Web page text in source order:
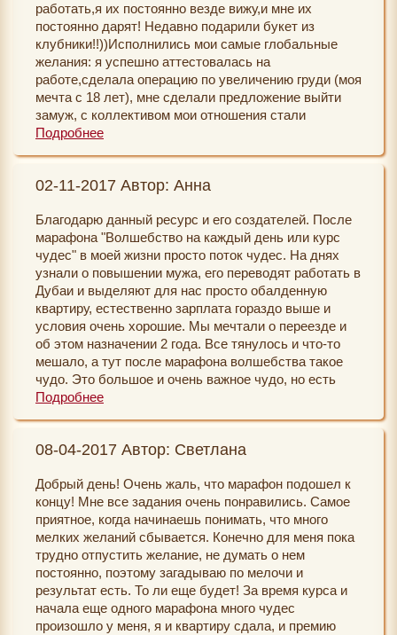
Благодарю Вас, Екатерина и Светлана. Вы делаете
великолепную работу. Я действительно, чуть ли не
каждый день, благодарю Вселенную за то, что
попала на Книгу Желаний.
Всего вам самого светлого!
работать,я их постоянно везде вижу,и мне их
постоянно дарят! Недавно подарили букет из
клубники!!))Исполнились мои самые глобальные
желания: я успешно аттестовалась на
работе,сделала операцию по увеличению груди (моя
мечта с 18 лет), мне сделали предложение выйти
замуж, с коллективом мои отношения стали
идеальные,мне во всем помогают на работе и
рестораны, в гости.. моя жизнь перенаполнена
марафона меняю одиночество на любовь, и сразу за
ним начался этот марафон волшебства. Я каждый
день благодарю Вселенную за все,что имею,за все
подарки судьбы!
Подробнее
02-11-2017 Автор: Анна
Благодарю данный ресурс и его создателей. После
марафона "Волшебство на каждый день или курс
чудес" в моей жизни просто поток чудес. На днях
узнали о повышении мужа, его переводят работать в
Дубаи и выделяют для нас просто обалденную
квартиру, естественно зарплата гораздо выше и
условия очень хорошие. Мы мечтали о переезде и
об этом назначении 2 года. Все тянулось и что-то
мешало, а тут после марафона волшебства такое
чудо. Это большое и очень важное чудо, но есть
ещё и чудеса попроще. Подруга подарила три новых
анализов, на работе дали премию, выиграла тортик
спа салон, мой косметолог подарила мне очень
хороший крем, муж подарил серёжки и большой
букет роз просто так. Я давно не была такой
счастливой, жизнь заиграла яркими красками,
ощущаю себя настоящей волшебницей. Девочки,
спасибо вам громадное за вашу работу. Счастья,
любви, процветания mywishbook.ru.
Подробнее
08-04-2017 Автор: Светлана
Добрый день! Очень жаль, что марафон подошел к
концу! Мне все задания очень понравились. Самое
приятное, когда начинаешь понимать, что много
мелких желаний сбывается. Конечно для меня пока
трудно отпустить желание, не думать о нем
постоянно, поэтому загадываю по мелочи и
результат есть. То ли еще будет! За время курса и
начала еще одного марафона много чудес
произошло у меня, я и квартиру сдала, и премию